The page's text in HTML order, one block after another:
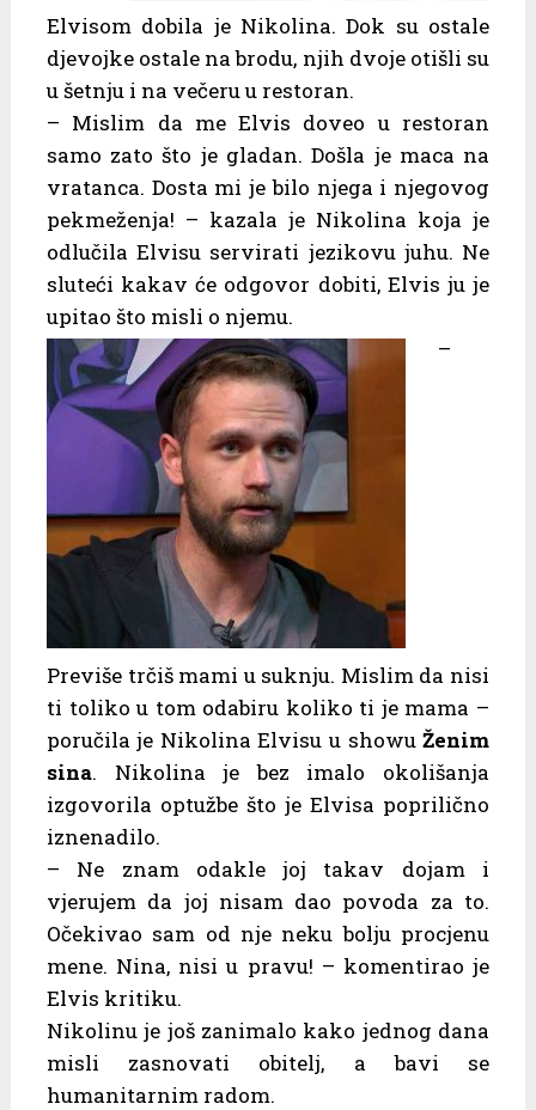
Elvisom dobila je Nikolina. Dok su ostale
djevojke ostale na brodu, njih dvoje otišli su
u šetnju i na večeru u restoran.
– Mislim da me Elvis doveo u restoran
samo zato što je gladan. Došla je maca na
vratanca. Dosta mi je bilo njega i njegovog
pekmeženja! – kazala je Nikolina koja je
odlučila Elvisu servirati jezikovu juhu. Ne
sluteći kakav će odgovor dobiti, Elvis ju je
upitao što misli o njemu.
–
Previše trčiš mami u suknju. Mislim da nisi
ti toliko u tom odabiru koliko ti je mama –
poručila je Nikolina Elvisu u showuŽenim
sina. Nikolina je bez imalo okolišanja
izgovorila optužbe što je Elvisa poprilično
iznenadilo.
– Ne znam odakle joj takav dojam i
vjerujem da joj nisam dao povoda za to.
Očekivao sam od nje neku bolju procjenu
mene. Nina, nisi u pravu! – komentirao je
Elvis kritiku.
Nikolinu je još zanimalo kako jednog dana
misli zasnovati obitelj, a bavi se
humanitarnim radom.